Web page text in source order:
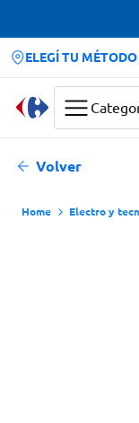
ELEGÍ TU
Volver
Electro y
Términos